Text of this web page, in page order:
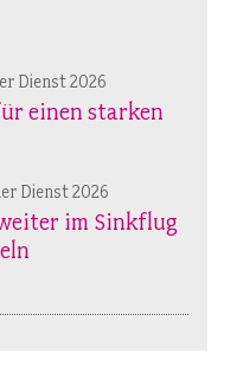
Dienst 2026
einen starken
Dienst 2026
im Sinkflug